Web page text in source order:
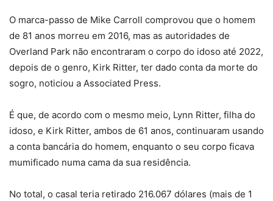
O marca-passo de Mike Carroll comprovou que o homem
de 81 anos morreu em 2016, mas as autoridades de
Overland Park não encontraram o corpo do idoso até 2022,
depois de o genro, Kirk Ritter, ter dado conta da morte do
sogro, noticiou a Associated Press.
É que, de acordo com o mesmo meio, Lynn Ritter, filha do
idoso, e Kirk Ritter, ambos de 61 anos, continuaram usando
a conta bancária do homem, enquanto o seu corpo ficava
mumificado numa cama da sua residência.
No total, o casal teria retirado 216.067 dólares (mais de 1